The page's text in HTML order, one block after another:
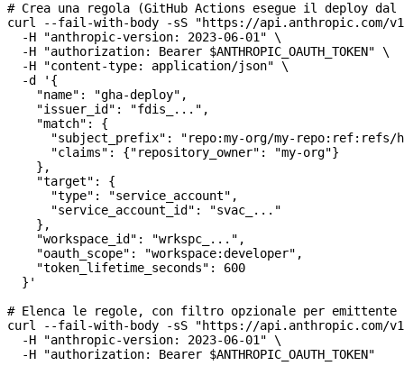
# Crea una regola (GitHub Actions esegue il deploy dal
curl --fail-with-body -sS "https://api.anthropic.com/
  -H
"anthropic-version: 2023-06-01" \
  -H
"authorization: Bearer $ANTHROPIC_OAUTH_TOKEN" \
  -H
"content-type: application/json" \
  -d
'{
    "name": "gha-deploy",
    "issuer_id": "fdis_...",
    "match": {
"subject_prefix": "repo:my-org/my-repo:ref:refs/
      "claims": {"repository_owner": "my-org"}
    },
    "target": {
      "type": "service_account",
      "service_account_id": "svac_..."
    },
    "workspace_id": "wrkspc_...",
    "oauth_scope": "workspace:developer",
    "token_lifetime_seconds": 600
  }'
# Elenca le regole, con filtro opzionale per emittente
curl --fail-with-body -sS "https://api.anthropic.com/
  -H
"anthropic-version: 2023-06-01" \
  -H
"authorization: Bearer $ANTHROPIC_OAUTH_TOKEN"